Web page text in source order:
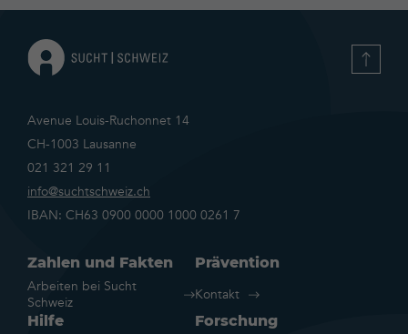
Avenue Louis-Ruchonnet 14
CH-1003 Lausanne
021 321 29 11
info@suchtschweiz.ch
IBAN: CH63 0900 0000 1000 0261 7
Zahlen und Fakten
Arbeiten bei Sucht
Schweiz
Prävention
Kontakt
Hilfe
Forschung